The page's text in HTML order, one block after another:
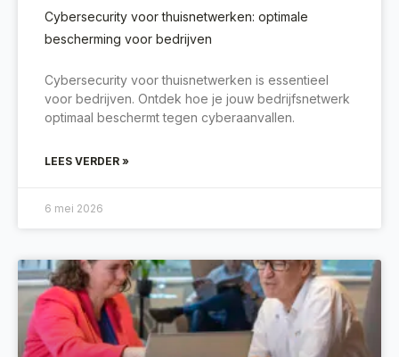
Cybersecurity voor thuisnetwerken: optimale
bescherming voor bedrijven
Cybersecurity voor thuisnetwerken is essentieel
voor bedrijven. Ontdek hoe je jouw bedrijfsnetwerk
optimaal beschermt tegen cyberaanvallen.
LEES VERDER »
6 mei 2026